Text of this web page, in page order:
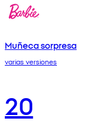
Muñeca sorpresa
varias versiones
20